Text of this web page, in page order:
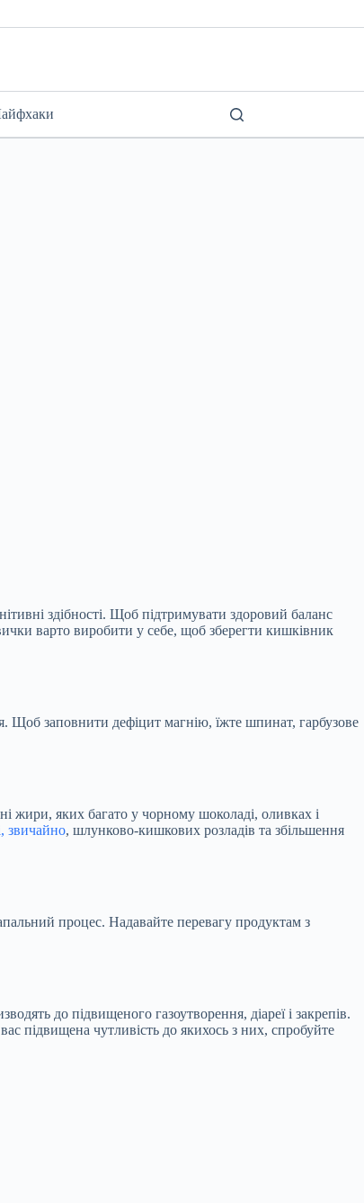
здібності. Щоб підтримувати здоровий баланс
варто виробити у себе, щоб зберегти кишківник
Щоб заповнити дефіцит магнію, їжте шпинат, гарбузове
жири, яких багато у чорному шоколаді, оливках і
звичайно, шлунково-кишкових розладів та збільшення
процес. Надавайте перевагу продуктам з
до підвищеного газоутворення, діареї і закрепів.
підвищена чутливість до якихось з них, спробуйте